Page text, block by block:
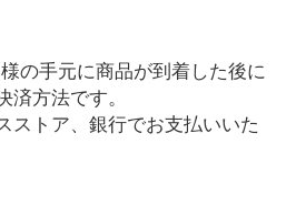
の手元に商品が到着した後に
済方法です。
ストア、銀行でお支払いいた